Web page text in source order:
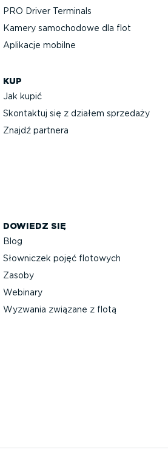
PRO Driver Terminals
Kamery samochodowe dla flot
Aplikacje mobilne
KUP
Jak kupić
Skontaktuj się z działem sprzedaży
Znajdź partnera
DOWIEDZ SIĘ
Blog
Słowniczek pojęć flotowych
Zasoby
Webinary
Wyzwania związane z flotą